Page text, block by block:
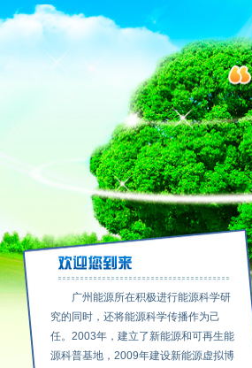
广州能源所在积极进行能源科学研
究的同时，还将能源科学传播作为己
任。2003年，建立了新能源和可再生能
源科普基地，2009年建设新能源虚拟博